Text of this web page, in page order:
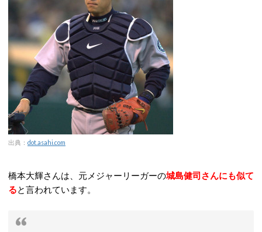
出典： dot.asahi.com
橋本大輝さんは、元メジャーリーガーの城島健司さんにも似て
ると言われています。